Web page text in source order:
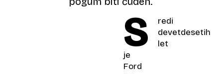
S
redi
devetdesetih
let
je
Ford